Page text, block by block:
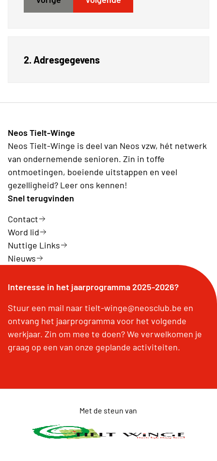
2. Adresgegevens
Neos Tielt-Winge
Neos Tielt-Winge is deel van Neos vzw, hét netwerk
van ondernemende senioren. Zin in toffe
ontmoetingen, boeiende uitstappen en veel
gezelligheid? Leer ons kennen!
Snel terugvinden
Contact
Word lid
Nuttige Links
Nieuws
Interesse in het jaarprogramma 2025-2026?
Stuur een mail naar tielt-winge@neosclub.be en
ontvang het jaarprogramma voor het volgende
werkjaar. Zin om mee te doen? We verwelkomen je
graag op een van onze geplande activiteiten.
Met de steun van